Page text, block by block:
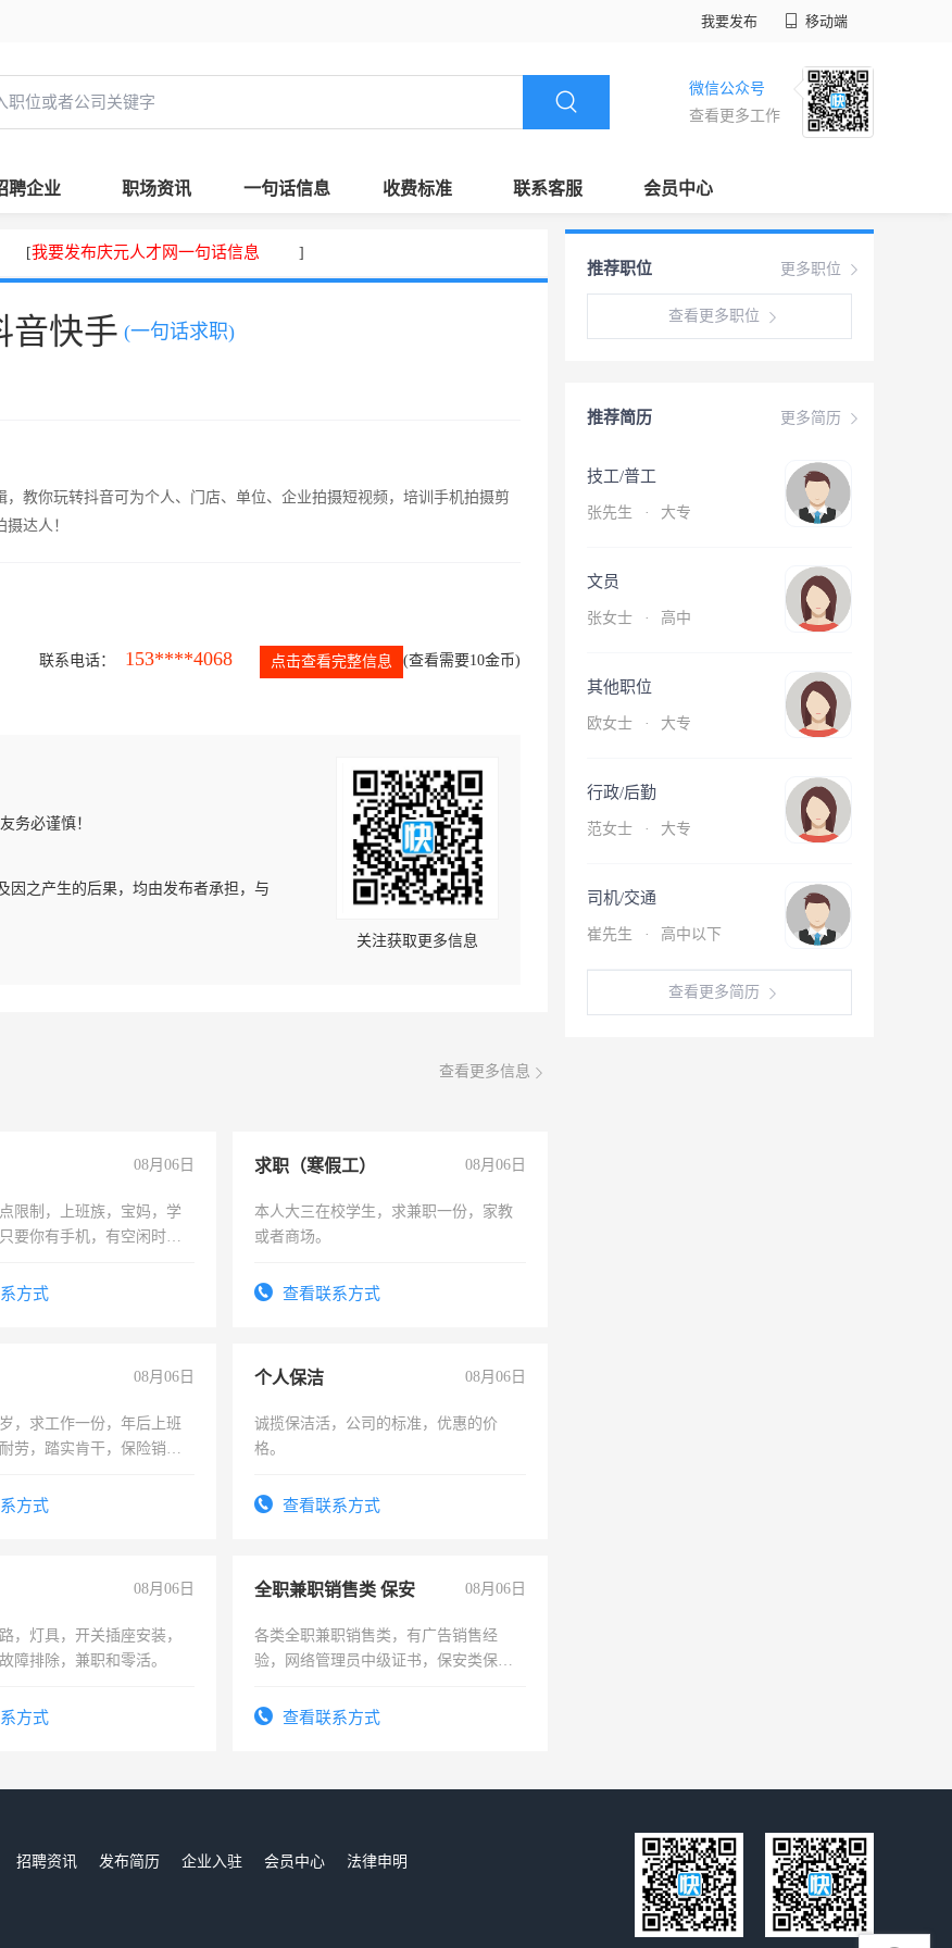
我要发布 移动端
微信公众号
查看更多工作
聘企业 职场资讯 一句话信息 收费标准 联系客服 会员中心
[我要发布庆元人才网一句话信息 ]
音快手 (一句话求职)
教你玩转抖音可为个人、门店、单位、企业拍摄短视频，培训手机拍摄剪
达人！
联系电话： 153****4068 点击查看完整信息 (查看需要10金币)
务必谨慎！
因之产生的后果，均由发布者承担，与
关注获取更多信息
查看更多信息
08月06日
限制，上班族，宝妈，学
要你有手机，有空闲时
，每天挣零花钱没问题！
方式
求职（寒假工） 08月06日
本人大三在校学生，求兼职一份，家教
或者商场。
查看联系方式
08月06日
，求工作一份，年后上班
劳，踏实肯干，保险销售
方式
个人保洁 08月06日
诚揽保洁活，公司的标准，优惠的价
格。
查看联系方式
08月06日
，灯具，开关插座安装，
障排除，兼职和零活。
方式
全职兼职销售类 保安 08月06日
各类全职兼职销售类，有广告销售经
验，网络管理员中级证书，保安类保安
有高低压电工证和十几年工作经验
查看联系方式
更多职位
推荐职位
查看更多职位
更多简历
推荐简历
技工/普工
张先生 · 大专
文员
张女士 · 高中
其他职位
欧女士 · 大专
行政/后勤
范女士 · 大专
司机/交通
崔先生 · 高中以下
查看更多简历
招聘资讯 发布简历 企业入驻 会员中心
法律申明